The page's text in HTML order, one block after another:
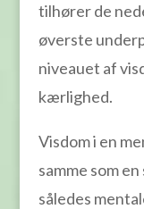
tilhører de
øverste
niveauet af
kærlighed.
Visdom i en
samme som
således